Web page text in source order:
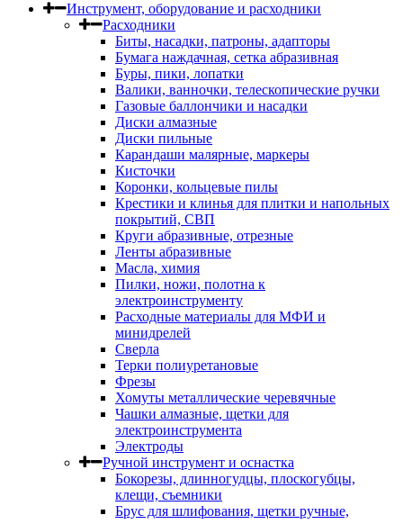
Инструмент, оборудование и расходники
Расходники
Биты, насадки, патроны, адапторы
Бумага наждачная, сетка абразивная
Буры, пики, лопатки
Валики, ванночки, телескопические ручки
Газовые баллончики и насадки
Диски алмазные
Диски пильные
Карандаши малярные, маркеры
Кисточки
Коронки, кольцевые пилы
Крестики и клинья для плитки и напольных
покрытий, СВП
Круги абразивные, отрезные
Ленты абразивные
Масла, химия
Пилки, ножи, полотна к
электроинструменту
Расходные материалы для МФИ и
минидрелей
Сверла
Терки полиуретановые
Фрезы
Хомуты металлические черевячные
Чашки алмазные, щетки для
электроинструмента
Электроды
Ручной инструмент и оснастка
Бокорезы, длинногудцы, плоскогубцы,
клещи, съемники
Брус для шлифования, щетки ручные,